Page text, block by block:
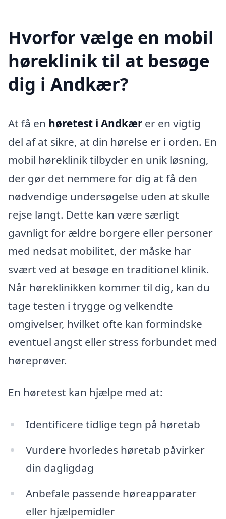
Hvorfor vælge en mobil
høreklinik til at besøge
dig i Andkær?
At få en høretest i Andkær er en vigtig
del af at sikre, at din hørelse er i orden. En
mobil høreklinik tilbyder en unik løsning,
der gør det nemmere for dig at få den
nødvendige undersøgelse uden at skulle
rejse langt. Dette kan være særligt
gavnligt for ældre borgere eller personer
med nedsat mobilitet, der måske har
svært ved at besøge en traditionel klinik.
Når høreklinikken kommer til dig, kan du
tage testen i trygge og velkendte
omgivelser, hvilket ofte kan formindske
eventuel angst eller stress forbundet med
høreprøver.
En høretest kan hjælpe med at:
Identificere tidlige tegn på høretab
Vurdere hvorledes høretab påvirker
din dagligdag
Anbefale passende høreapparater
eller hjælpemidler